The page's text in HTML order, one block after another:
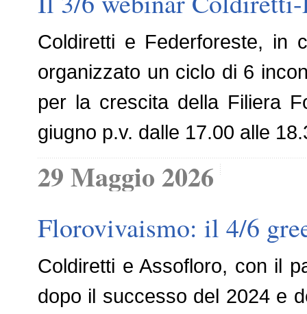
Coldiretti e Federforeste, in
organizzato un ciclo di 6
per la crescita della Filiera
giugno p.v. dalle 17.00 alle
29 Maggio 2026
Florovivaismo: il 4/6
Coldiretti e Assofloro, con il
dopo il successo del 2024 e